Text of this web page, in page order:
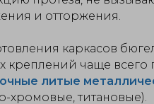
и отторжения.
каркасов
креплений чаще всего
литые
хромовые, титановые).